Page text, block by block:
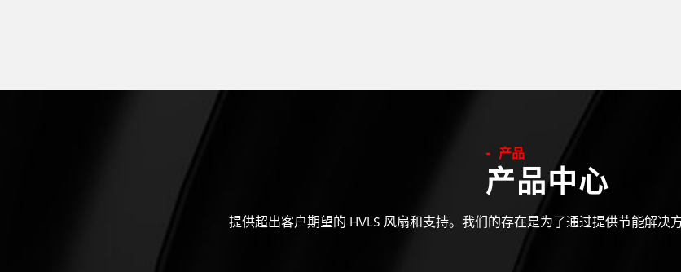
产品
产品中心
提供超出客户期望的 HVLS 风扇和支持。我们的存在是为了通过提供节能解决